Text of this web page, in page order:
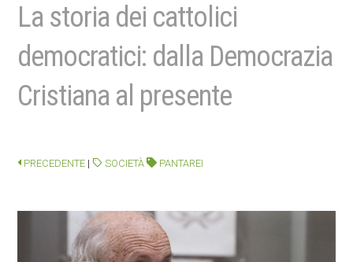
La storia dei cattolici
democratici: dalla Democrazia
Cristiana al presente
PRECEDENTE | SOCIETÀ PANTAREI